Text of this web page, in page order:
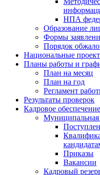
НПА
Образование
Формы
Порядок
Национальные
Планы работы и
План на месяц
План на год
Регламент
Результаты проверок
Кадровое обеспечение
Муниципальная
Приказы
Вакансии
Кадровый